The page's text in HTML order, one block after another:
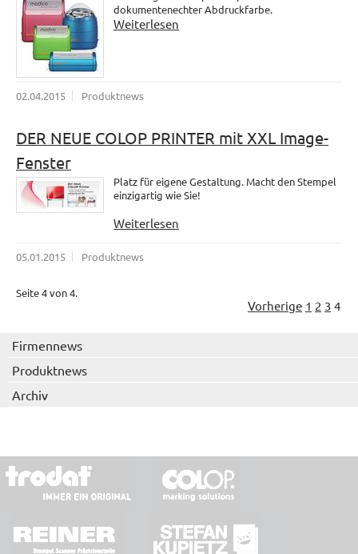
dokumentenechter Abdruckfarbe.
Weiterlesen
02.04.2015 Produktnews
DER NEUE COLOP PRINTER mit XXL Image-
Fenster
Platz für eigene Gestaltung. Macht den Stempel
einzigartig wie Sie!
Weiterlesen
05.01.2015 Produktnews
Seite 4 von 4.
Vorherige 1 2 3 4
Firmennews
Produktnews
Archiv